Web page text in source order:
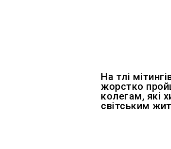
На тлі
жорстко
колегам, які
світським